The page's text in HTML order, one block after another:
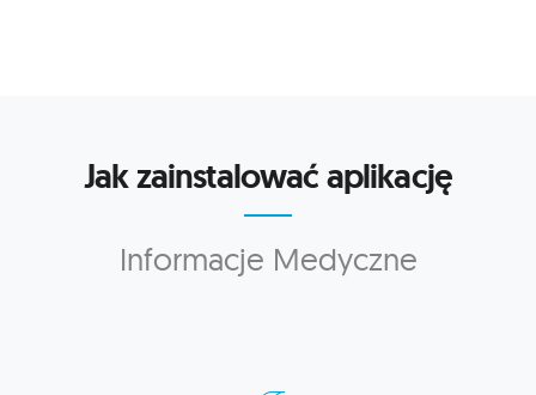
Jak zainstalować aplikację
Informacje Medyczne